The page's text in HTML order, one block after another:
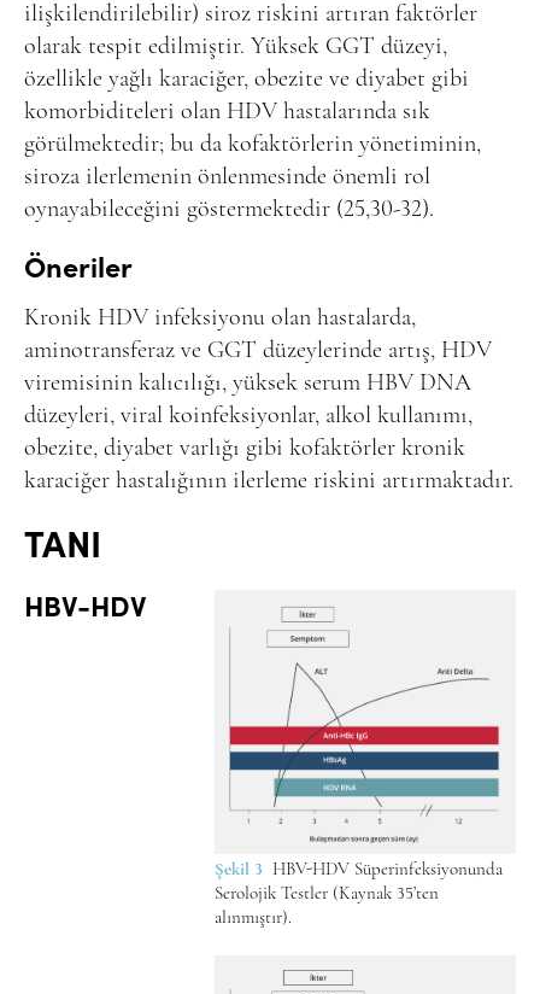
ilişkilendirilebilir) siroz riskini artıran faktörler
olarak tespit edilmiştir. Yüksek GGT düzeyi,
özellikle yağlı karaciğer, obezite ve diyabet gibi
komorbiditeleri olan HDV hastalarında sık
görülmektedir; bu da kofaktörlerin yönetiminin,
siroza ilerlemenin önlenmesinde önemli rol
oynayabileceğini göstermektedir (25,30-32).
Öneriler
Kronik HDV infeksiyonu olan hastalarda,
aminotransferaz ve GGT düzeylerinde artış, HDV
viremisinin kalıcılığı, yüksek serum HBV DNA
düzeyleri, viral koinfeksiyonlar, alkol kullanımı,
obezite, diyabet varlığı gibi kofaktörler kronik
karaciğer hastalığının ilerleme riskini artırmaktadır.
TANI
Şekil 3
HBV-HDV Süperinfeksiyonunda
Serolojik Testler (Kaynak 35’ten
alınmıştır).
HBV-HDV